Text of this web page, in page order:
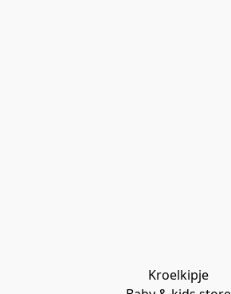
Kroelkipje